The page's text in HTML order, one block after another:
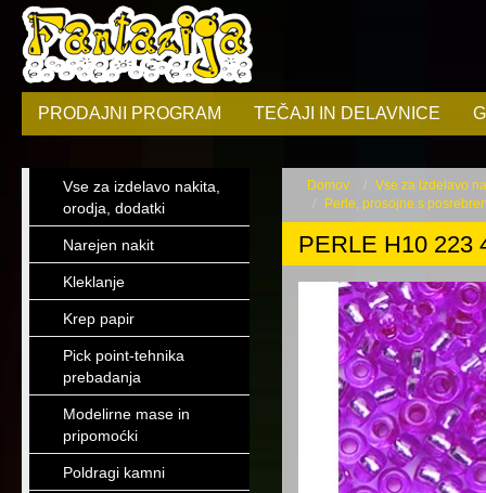
PRODAJNI PROGRAM TEČAJI IN DELAVNICE
Vse za izdelavo nakita,
orodja, dodatki
Narejen nakit
Kleklanje
Krep papir
Pick point-tehnika
prebadanja
Modelirne mase in
pripomoćki
Poldragi kamni
Domov
Vse za izdelavo
Perle, prosojne s
PERLE H10 223